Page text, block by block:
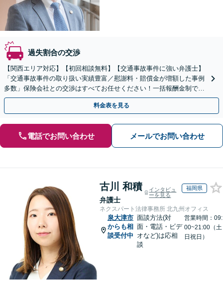
過失割合の交渉
【関西エリア対応】【初回相談無料】【交通事故事件に強い弁護士】
「交通事故事件の取り扱い実績豊富／慰謝料・賠償金が増額した事例
多数」保険会社との交渉はすべてお任せください！一括報酬金制で、
依頼者様の負担を最小限に抑えます【休日・夜間相談可】
料金表を見る
電話でお問い合わせ メールでお問い合わせ
古川 和積
弁護士
インタビュ
ーを見る
福岡県
ネクスパート法律事務所 北九州オフィス
泉大津市
からも相
談受付中
面談方法(対
面・電話・ビデ
オなど)は応相
談
営業時間：09:
00~21:00（土
日祝日）